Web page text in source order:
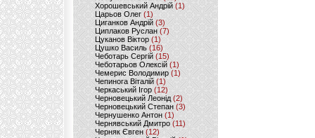
Хорошевський Андрій (1)
Царьов Олег (1)
Циганков Андрій (3)
Циплаков Руслан(7)
Цуканов Віктор (1)
Цушко Василь (16)
Чеботарь Сергій (15)
Чеботарьов Олексій (1)
Чемерис Володимир (1)
Чепинога Віталій (1)
Черкаський Ігор (12)
Черновецький Леонід(2)
Черновецький Степан (3)
Чернушенко Антон (1)
Чернявський Дмитро(11)
Черняк Євген(12)